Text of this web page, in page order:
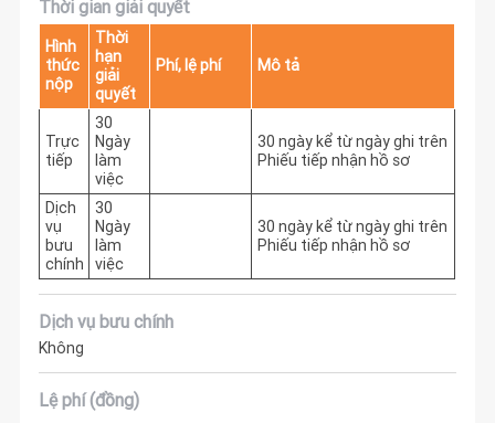
Thời gian giải quyết
Hình
thức
nộp
Thời
hạn
giải
quyết
Phí, lệ phí Mô tả
Trực
tiếp
30
Ngày
làm
việc
30 ngày kể từ ngày ghi trên
Phiếu tiếp nhận hồ sơ
Dịch
vụ
bưu
chính
30
Ngày
làm
việc
30 ngày kể từ ngày ghi trên
Phiếu tiếp nhận hồ sơ
Dịch vụ bưu chính
Không
Lệ phí (đồng)